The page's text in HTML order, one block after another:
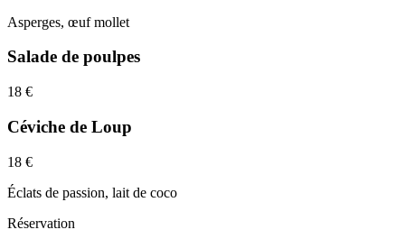
Asperges, œuf mollet
Salade de poulpes
18 €
Céviche de Loup
18 €
Éclats de passion, lait de coco
Réservation